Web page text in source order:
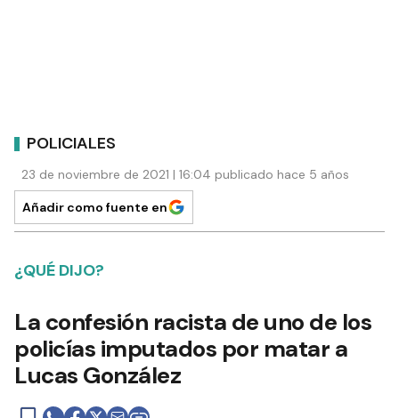
POLICIALES
23 de noviembre de 2021 | 16:04 publicado hace 5 años
Añadir como fuente en
¿QUÉ DIJO?
La confesión racista de uno de los
policías imputados por matar a
Lucas González